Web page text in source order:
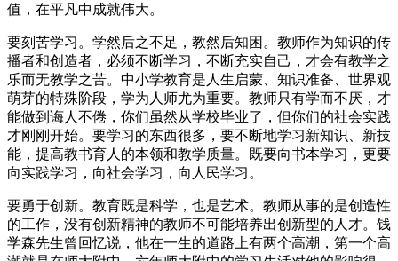
值，在平凡中成就伟大。
要刻苦学习。学然后之不足，教然后知困。教师作为知识的传
播者和创造者，必须不断学习，不断充实自己，才会有教学之
乐而无教学之苦。中小学教育是人生启蒙、知识准备、世界观
萌芽的特殊阶段，学为人师尤为重要。教师只有学而不厌，才
能做到诲人不倦，你们虽然从学校毕业了，但你们的社会实践
才刚刚开始。要学习的东西很多，要不断地学习新知识、新技
能，提高教书育人的本领和教学质量。既要向书本学习，更要
向实践学习，向社会学习，向人民学习。
要勇于创新。教育既是科学，也是艺术。教师从事的是创造性
的工作，没有创新精神的教师不可能培养出创新型的人才。钱
学森先生曾回忆说，他在一生的道路上有两个高潮，第一个高